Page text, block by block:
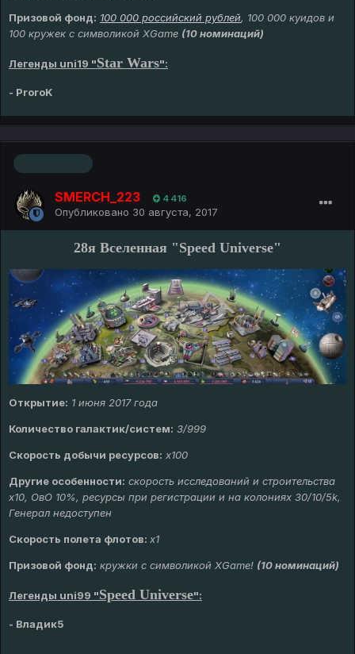
Призовой фонд: 100 000 российский рублей, 100 000 куидов и
100 кружек с символикой XGame (10 номинаций)
Легенды uni19 "Star Wars":
- ProroK
SMERCH_223 4 416
Опубликовано 30 августа, 2017
28я Вселенная "Speed Universe"
Открытие: 1 июня 2017 года
Количество галактик/систем: 3/999
Скорость добычи ресурсов: х100
Другие особенности: скорость исследований и строительства
х10, ОвО 10%, ресурсы при регистрации и на колониях 30/10/5k,
Генерал недоступен
Скорость полета флотов: х1
Призовой фонд: кружки с символикой XGame! (10 номинаций)
Легенды uni99 "Speed Universe":
- Владик5